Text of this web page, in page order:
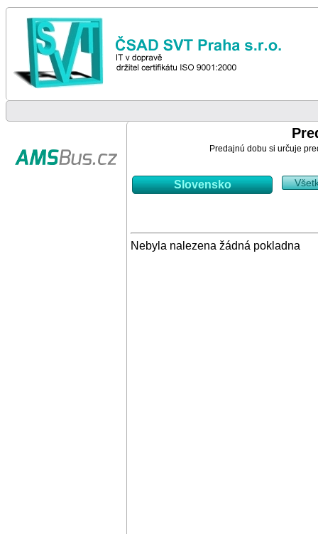
Predajnú dobu si určuje
Slovensko
Nebyla nalezena žádná pokladna